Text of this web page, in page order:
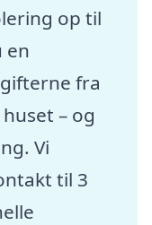
op til
en
fra
– og
Vi
til 3